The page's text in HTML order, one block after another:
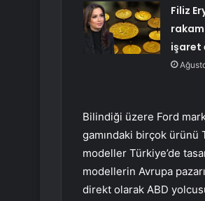
Filiz
rakam
işaret
Bilindiği üzere Ford
gamındaki birçok ürünü
modeller Türkiye’de
modellerin Avrupa
direkt olarak ABD